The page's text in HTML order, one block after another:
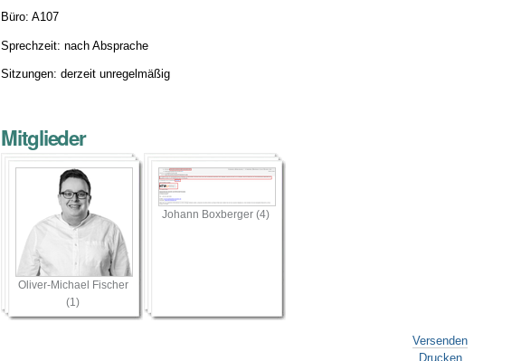
Büro: A107
Sprechzeit: nach Absprache
Sitzungen: derzeit unregelmäßig
Mitglieder
Oliver-Michael Fischer
(1)
Johann Boxberger (4)
Versenden
Drucken